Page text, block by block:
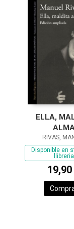
ELLA,
RIVAS,
Disponible en
llibreria